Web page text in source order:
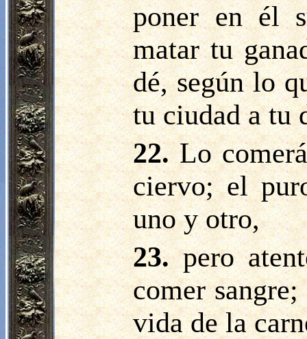
poner en él
matar tu
dé, según lo
tu ciudad a tu
22.Lo
ciervo; el
uno y otro,
23.pero
comer
vida de la